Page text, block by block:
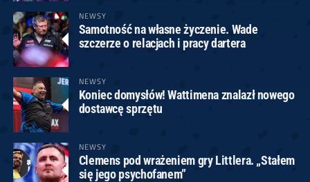
NEWSY
Samotność na własne życzenie. Wade
szczerze o relacjach i pracy dartera
NEWSY
Koniec domysłów! Wattimena znalazł nowego
dostawcę sprzętu
NEWSY
Clemens pod wrażeniem gry Littlera. „Stałem
się jego psychofanem”